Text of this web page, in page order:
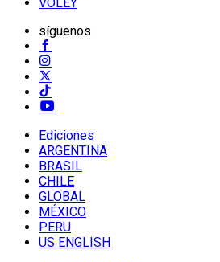
síguenos
Ediciones
ARGENTINA
BRASIL
CHILE
GLOBAL
MÉXICO
PERU
US ENGLISH